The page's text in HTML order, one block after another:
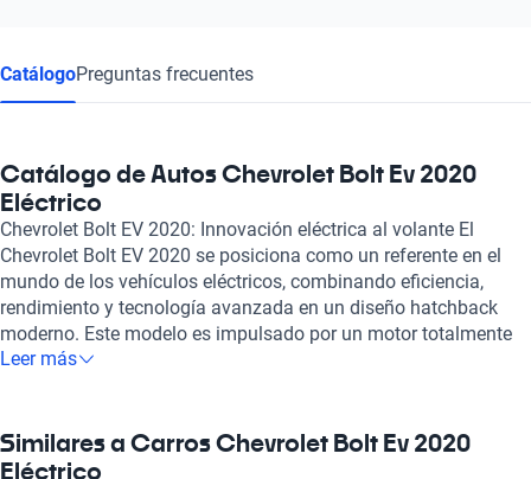
CatálogoPreguntas frecuentes
Catálogo de Autos Chevrolet Bolt Ev 2020
Eléctrico
Chevrolet Bolt EV 2020: Innovación eléctrica al volante El
Chevrolet Bolt EV 2020 se posiciona como un referente en el
mundo de los vehículos eléctricos, combinando eficiencia,
rendimiento y tecnología avanzada en un diseño hatchback
moderno. Este modelo es impulsado por un motor totalmente
eléctrico que alcanza una potencia máxima de 200 caballos de
asegura un desempeño destacado tanto en trayectos urbanos
como en carreteras. Con capacidad para cinco pasajeros, el
Leer más
Similares a Carros Chevrolet Bolt Ev 2020
Eléctrico